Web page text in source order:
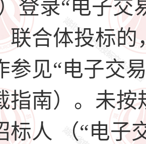
）登录“电子
联合体投标
参见“电子交
指南）。未按
标人 （“电子